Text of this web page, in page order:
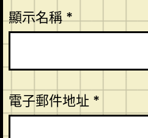
顯示名稱*
電子郵件地址 *